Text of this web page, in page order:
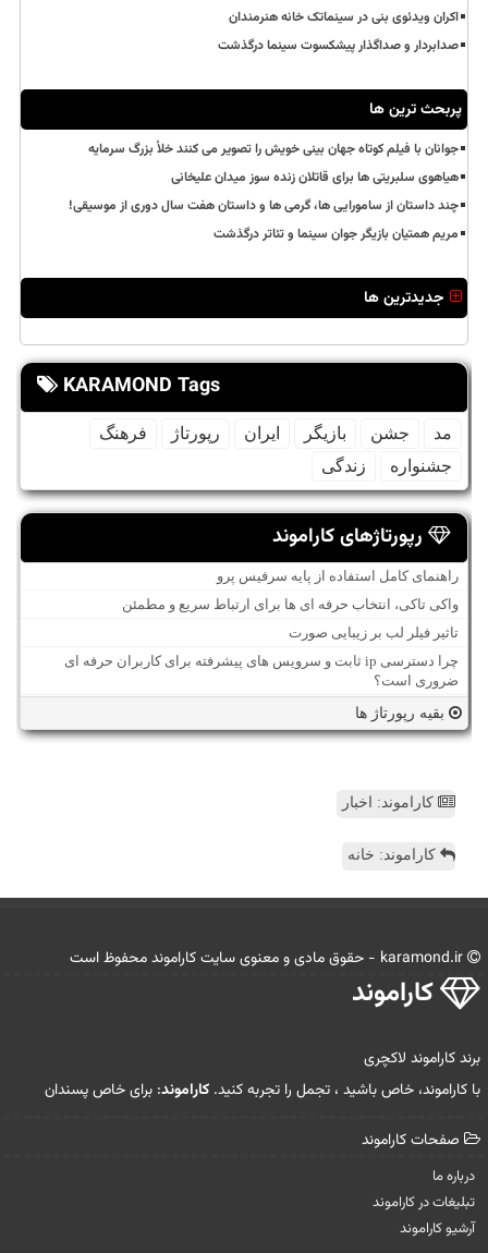
اکران ویدئوی بنی در سینماتک خانه هنرمندان
صدابردار و صداگذار پیشکسوت سینما درگذشت
پربحث ترین ها
جوانان با فیلم کوتاه جهان بینی خویش را تصویر می کنند خلأ بزرگ سرمایه
هیاهوی سلبریتی ها برای قاتلان زنده سوز میدان علیخانی
چند داستان از سامورایی ها، گرمی ها و داستان هفت سال دوری از موسیقی!
مریم همتیان بازیگر جوان سینما و تئاتر درگذشت
جدیدترین ها
KARAMOND Tags
مد جشن بازیگر ایران رپورتاژ
فرهنگ
جشنواره
زندگی
رپورتاژهای کاراموند
راهنمای کامل استفاده از پایه سرفیس پرو
واکی تاکی، انتخاب حرفه ای ها برای ارتباط سریع و مطمئن
تاثیر فیلر لب بر زیبایی صورت
چرا دسترسی ip ثابت و سرویس های پیشرفته برای کاربران حرفه ای
ضروری است؟
بقیه رپورتاژ ها
کاراموند: اخبار
کاراموند: خانه
كاراموند
برند کاراموند لاکچری
با کاراموند، خاص باشید ، تجمل را تجربه کنید. کاراموند: برای خاص پسندان
صفحات كاراموند
درباره ما
تبلیغات در كاراموند
آرشیو كاراموند